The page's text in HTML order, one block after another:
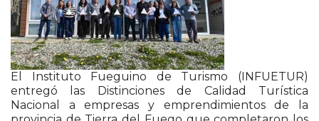
El Instituto Fueguino de Turismo (INFUETUR)
entregó las Distinciones de Calidad Turística
Nacional a empresas y emprendimientos de la